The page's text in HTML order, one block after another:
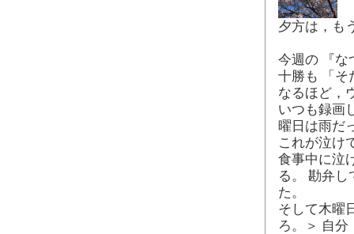
夕方は，も
今週の 『な
十勝も 「そ
なるほど，
いつも録画
曜日は雨だ
これが泣け
食事中に泣
る。 勘弁
た。
そして木曜
ろ。＞ 自分